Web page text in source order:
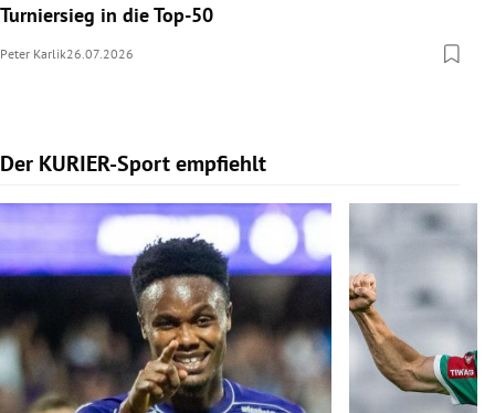
Turniersieg in die Top-50
Peter Karlik26.07.2026
Der KURIER-Sport empfiehlt
Slide 1 von 5